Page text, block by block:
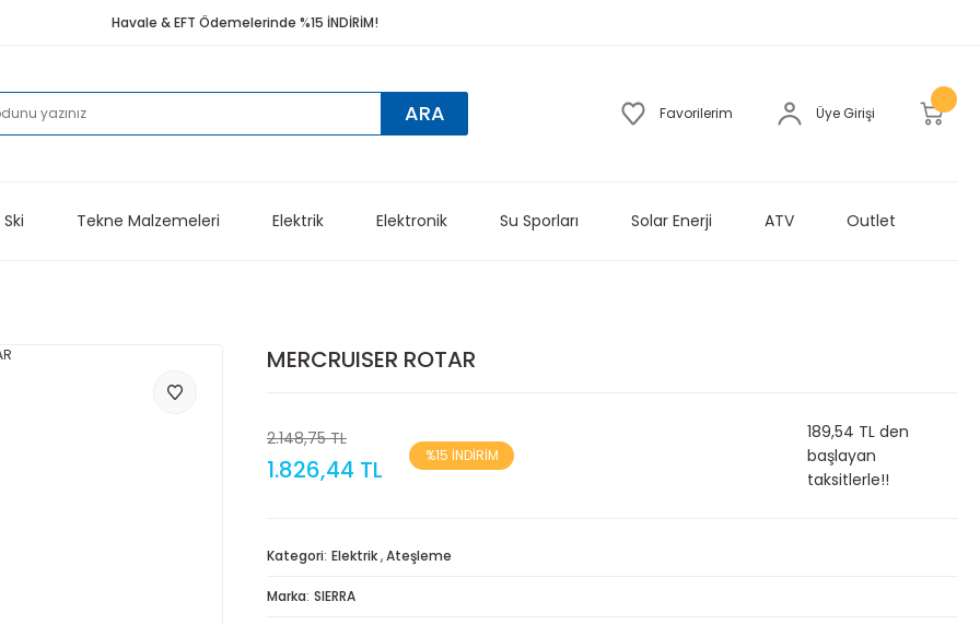
Havale & EFT Ödemelerinde %15 İNDİRİM!
ARA Favorilerim Üye Girişi
Tekne Malzemeleri Elektrik Elektronik Su Sporları Solar Enerji ATV Outlet
MERCRUISER ROTAR
2.148,75 TL
1.826,44 TL %15 İNDİRİM
189,54 TL den
başlayan
taksitlerle!!
Kategori Elektrik,Ateşleme
Marka SIERRA